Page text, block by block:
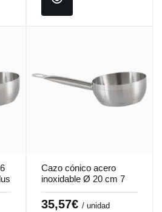
Cazo cónico acero
inoxidable Ø 20 cm 7
cm 2,2 L Qualiplus
Pro.cooker
35,57€ / unidad